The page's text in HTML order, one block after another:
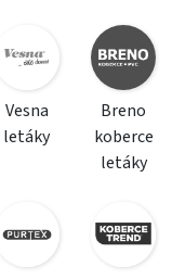
Vesna
letáky
Breno
koberce
letáky